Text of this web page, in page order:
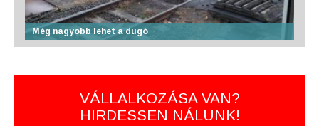
Még nagyobb lehet a dugó
VÁLLALKOZÁSA VAN?
HIRDESSEN NÁLUNK!